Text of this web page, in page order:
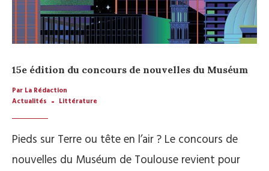
15e édition du concours de nouvelles du Muséum
Par La Rédaction
Actualités
Littérature
Pieds sur Terre ou tête en l’air ? Le concours de
nouvelles du Muséum de Toulouse revient pour